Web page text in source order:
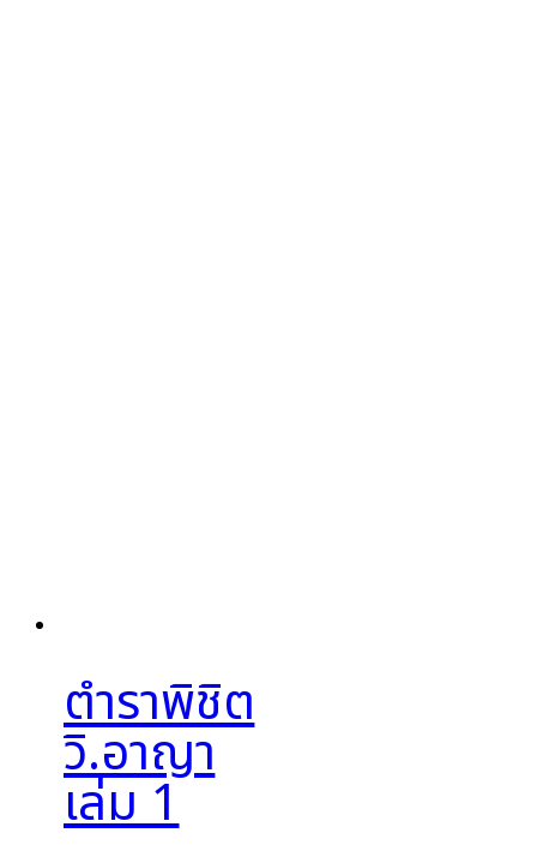
ตำราพิชิต
วิ.อาญา
เล่ม 1